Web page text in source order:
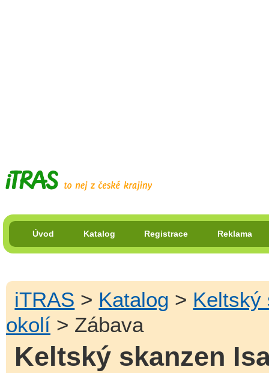
Úvod Katalog Registrace Reklama
iTRAS > Katalog > Keltský
okolí > Zábava
Keltský skanzen